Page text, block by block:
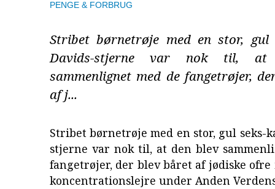
PENGE & FORBRUG
Stribet børnetrøje med en stor, gul
Davids-stjerne var nok til,
sammenlignet med de fangetrøjer,
af j...
Stribet børnetrøje med en stor, gul seks-
stjerne var nok til, at den blev
fangetrøjer, der blev båret af jødiske ofre
koncentrationslejre under Anden